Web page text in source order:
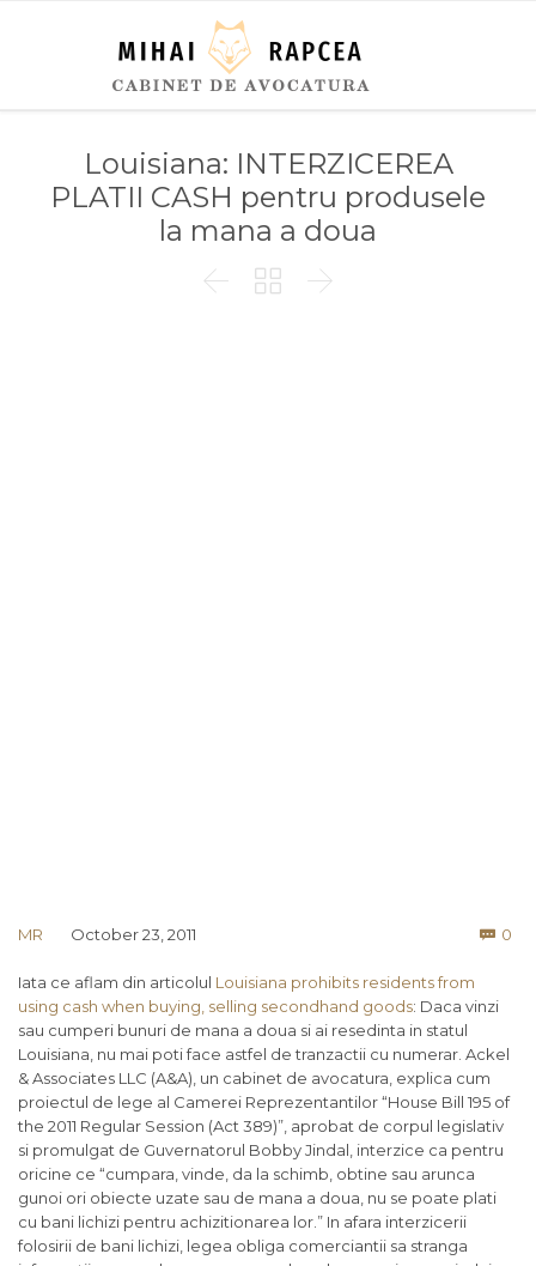
Louisiana: INTERZICEREA
PLATII CASH pentru produsele
la mana a doua
  
MR October 23, 2011  0
Iata ce aflam din articolul Louisiana prohibits residents from
using cash when buying, selling secondhand goods: Daca vinzi
sau cumperi bunuri de mana a doua si ai resedinta in statul
Louisiana, nu mai poti face astfel de tranzactii cu numerar. Ackel
& Associates LLC (A&A), un cabinet de avocatura, explica cum
proiectul de lege al Camerei Reprezentantilor “House Bill 195 of
the 2011 Regular Session (Act 389)”, aprobat de corpul legislativ
si promulgat de Guvernatorul Bobby Jindal, interzice ca pentru
oricine ce “cumpara, vinde, da la schimb, obtine sau arunca
gunoi ori obiecte uzate sau de mana a doua, nu se poate plati
cu bani lichizi pentru achizitionarea lor.” In afara interzicerii
folosirii de bani lichizi, legea obliga comerciantii sa stranga